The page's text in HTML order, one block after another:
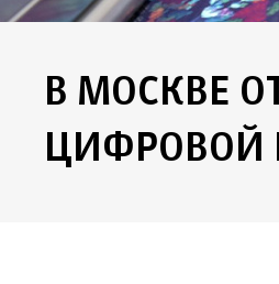
В МОСКВЕ
ЦИФРОВОЙ